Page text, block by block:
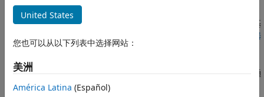
类别
Optimization Toolbox 快速入门
基于求解器的优化问题设置
选择求解器
编写目标函数
选择求解器，定义目标函数和约束，并行计算
在开始求解优化问题之前，您必须选择合适的方法：基于问题或基
首先选择基于问题或基于求解器
的方法。
要在这种基于求解器的方法中表示您的优化问题以进行求解，您通
常需要按照以下步骤操作：
United States
您也可以从以下列表中选择网站：
美洲
América Latina (Español)